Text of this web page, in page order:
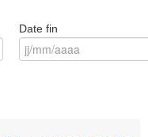
Date fin